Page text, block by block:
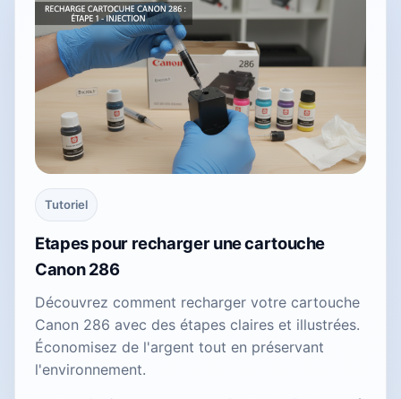
Tutoriel
Etapes pour recharger une cartouche
Canon 286
Découvrez comment recharger votre cartouche
Canon 286 avec des étapes claires et illustrées.
Économisez de l'argent tout en préservant
l'environnement.